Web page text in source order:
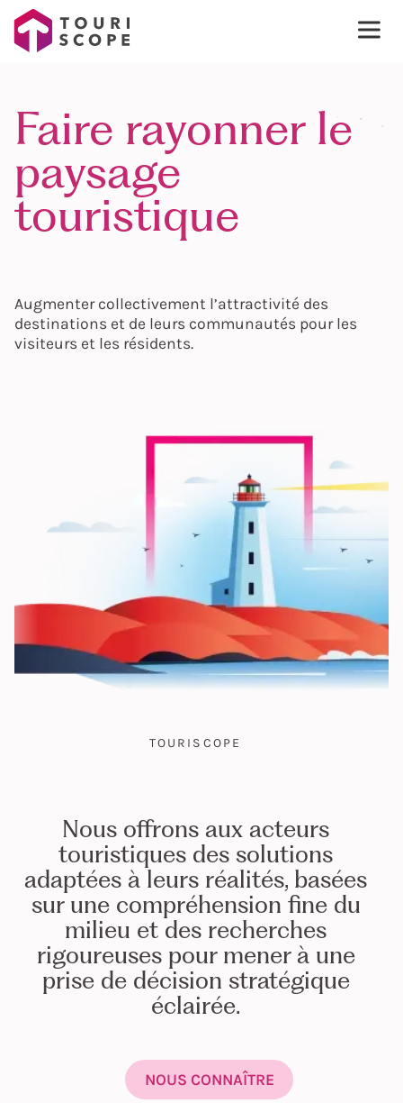
Faire rayonner le
paysage
touristique
Augmenter collectivement l’attractivité des
destinations et de leurs communautés pour les
visiteurs et les résidents.
TOURISCOPE
Nous offrons aux acteurs
touristiques des solutions
adaptées à leurs réalités, basées
sur une compréhension fine du
milieu et des recherches
rigoureuses pour mener à une
prise de décision stratégique
éclairée.
NOUS CONNAÎTRE